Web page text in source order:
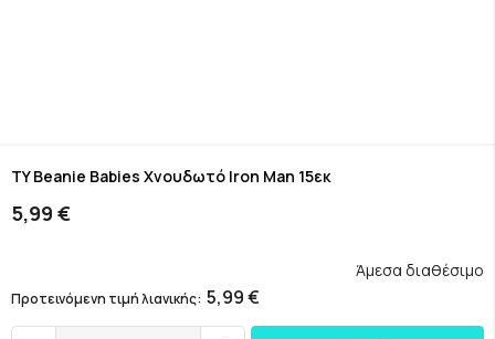
to
beginning
gallery
TY Beanie Babies Χνουδωτό Iron Man 15εκ
5,99 €
Προτεινόμενη τιμή λιανικής 5,99 €
Άμεσα διαθέσιμο